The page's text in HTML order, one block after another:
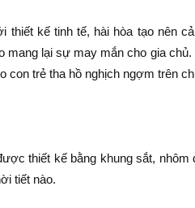
thiết kế tinh tế, hài hòa tạo nên
mang lại sự may mắn cho gia
con trẻ tha hồ nghịch ngợm trên
thiết kế bằng khung sắt,
tiết nào.